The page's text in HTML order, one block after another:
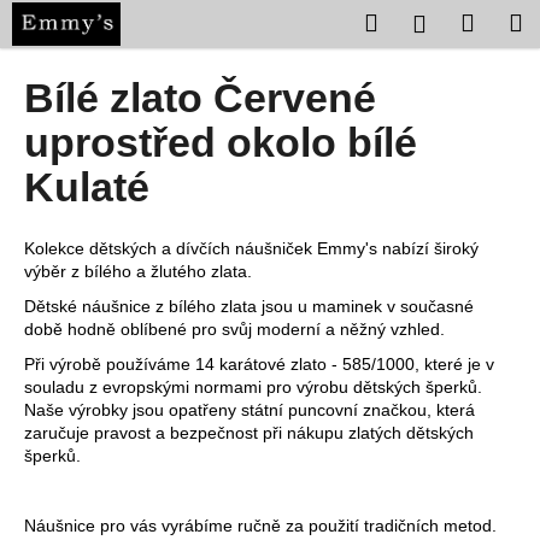
obsah
Hledat Přihlášení
Bílé zlato Červené
uprostřed okolo bílé
Kulaté
Kolekce dětských a dívčích náušniček Emmy's nabízí široký
výběr z bílého a žlutého zlata.
Dětské náušnice z bílého zlata jsou u maminek v současné
době hodně oblíbené pro svůj moderní a něžný vzhled.
Při výrobě používáme 14 karátové zlato - 585/1000, které je v
souladu z evropskými normami pro výrobu dětských šperků.
Naše výrobky jsou opatřeny státní puncovní značkou, která
zaručuje pravost a bezpečnost při nákupu zlatých dětských
šperků.
Náušnice pro vás vyrábíme ručně za použití tradičních metod.
o
C
o
p
t
ř
e
b
u
j
e